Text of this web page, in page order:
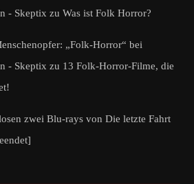
- Skeptix zu Was ist Folk Horror?
„Folk-Horror“ bei
- Skeptix zu 13 Folk-Horror-Filme, die
zwei Blu-rays von Die letzte Fahrt